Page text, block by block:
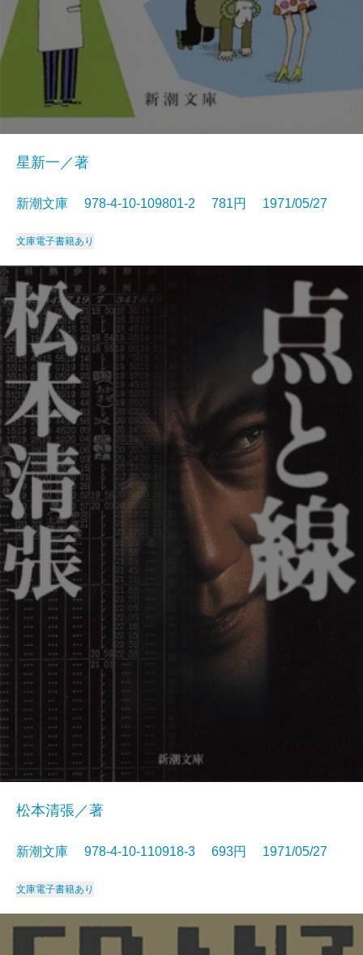
星新一／著
新潮文庫 978-4-10-109801-2 781円 1971/05/27
文庫電子書籍あり
松本清張／著
新潮文庫 978-4-10-110918-3 693円 1971/05/27
文庫電子書籍あり